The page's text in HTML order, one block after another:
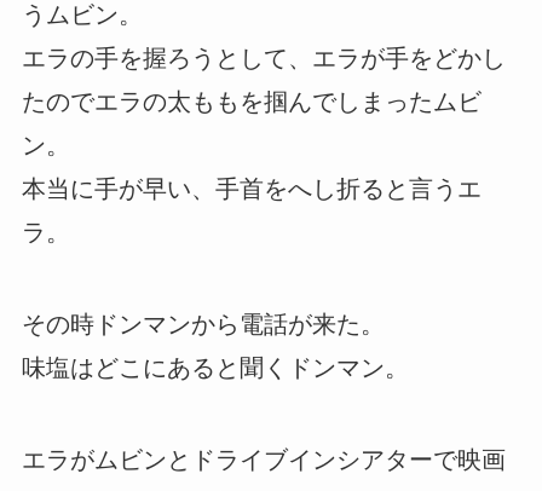
うムビン。
エラの手を握ろうとして、エラが手をどかし
たのでエラの太ももを掴んでしまったムビ
ン。
本当に手が早い、手首をへし折ると言うエ
ラ。
その時ドンマンから電話が来た。
味塩はどこにあると聞くドンマン。
エラがムビンとドライブインシアターで映画